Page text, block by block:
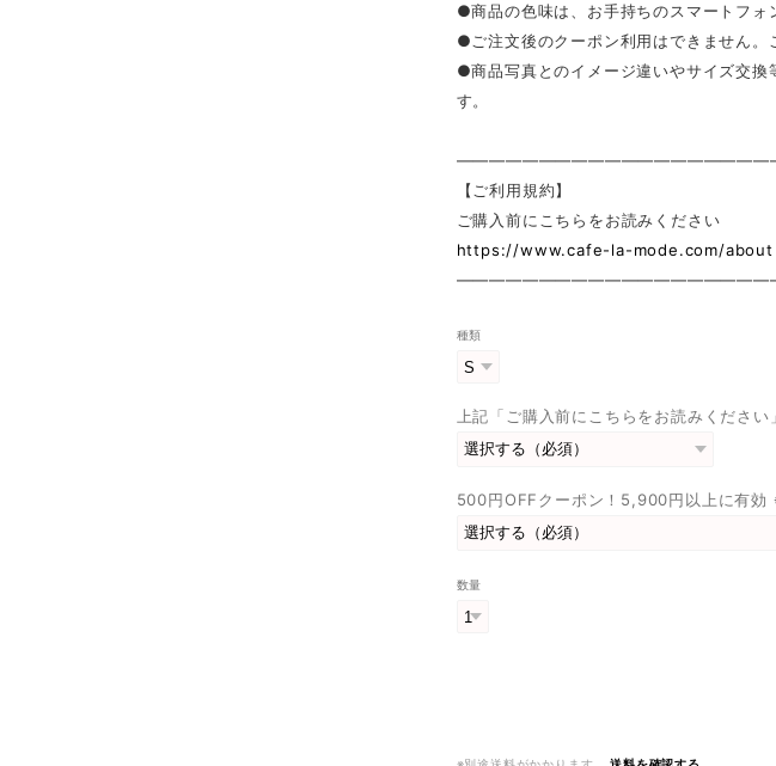
●商品の色味は、お手持ちのスマートフォ
●ご注文後のクーポン利用はできません。
●商品写真とのイメージ違いやサイズ交換
す。
【ご利用規約】
ご購入前にこちらをお読みください
https://www.cafe-la-mode.com/about
種類
上記「ご購入前にこちらをお読みくださ
500円OFFクーポン！5,900円以上に有効
数量